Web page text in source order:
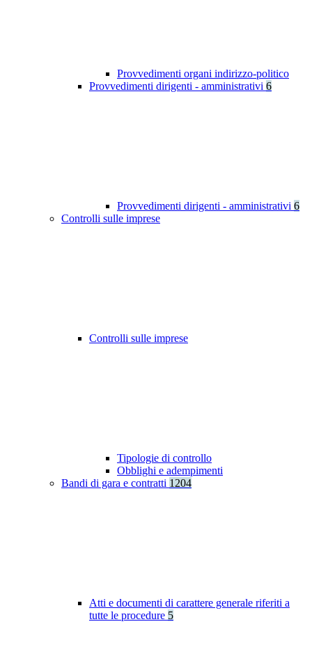
Provvedimenti organi indirizzo-politico
Provvedimenti dirigenti - amministrativi 6
Provvedimenti dirigenti - amministrativi 6
Controlli sulle imprese
Controlli sulle imprese
Tipologie di controllo
Obblighi e adempimenti
Bandi di gara e contratti 1204
Atti e documenti di carattere generale riferiti a
tutte le procedure 5